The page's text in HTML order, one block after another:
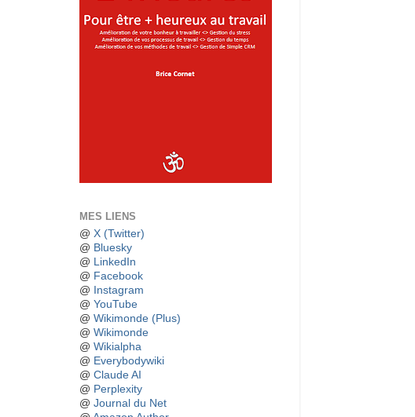
MES LIENS
@ X (Twitter)
@ Bluesky
@ LinkedIn
@ Facebook
@
Instagram
@ YouTube
@ Wikimonde (Plus)
@ Wikimonde
@ Wikialpha
@ Everybodywiki
@ Claude AI
@ Perplexity
@ Journal du Net